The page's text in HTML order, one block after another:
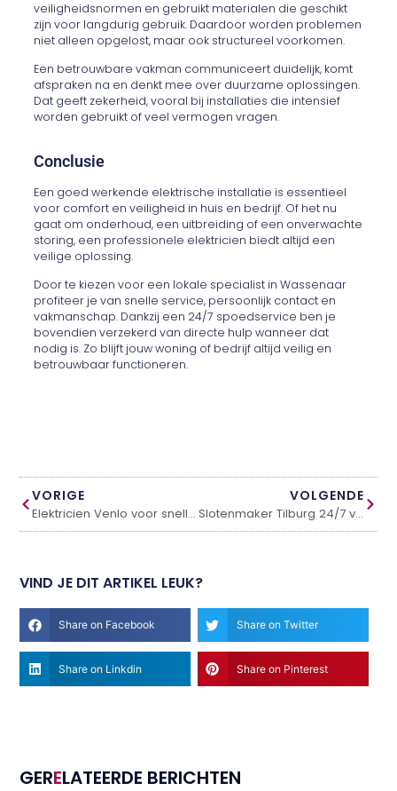
veiligheidsnormen en gebruikt materialen die geschikt
zijn voor langdurig gebruik. Daardoor worden problemen
niet alleen opgelost, maar ook structureel voorkomen.
Een betrouwbare vakman communiceert duidelijk, komt
afspraken na en denkt mee over duurzame oplossingen.
Dat geeft zekerheid, vooral bij installaties die intensief
worden gebruikt of veel vermogen vragen.
Conclusie
Een goed werkende elektrische installatie is essentieel
voor comfort en veiligheid in huis en bedrijf. Of het nu
gaat om onderhoud, een uitbreiding of een onverwachte
storing, een professionele elektricien biedt altijd een
veilige oplossing.
Door te kiezen voor een lokale specialist in Wassenaar
profiteer je van snelle service, persoonlijk contact en
vakmanschap. Dankzij een 24/7 spoedservice ben je
bovendien verzekerd van directe hulp wanneer dat
nodig is. Zo blijft jouw woning of bedrijf altijd veilig en
betrouwbaar functioneren.
VORIGE
Elektricien Venlo voor snelle en professionele hulp
VOLGENDE
Slotenmaker Tilburg 24/7 voor directe spoedhulp
VIND JE DIT ARTIKEL LEUK?
Share on Facebook Share on Twitter
Share on Linkdin Share on Pinterest
GERELATEERDE BERICHTEN